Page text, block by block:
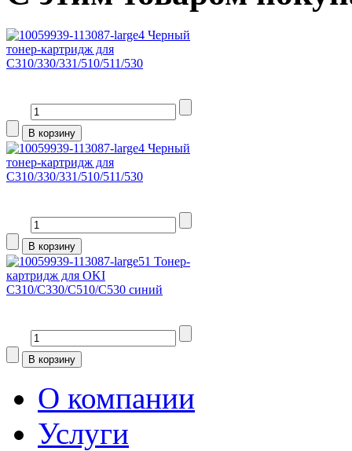
Черный
тонер-картридж для
C310/330/331/510/511/530
Черный
тонер-картридж для
C310/330/331/510/511/530
Тонер-
картридж для ОKI
C310/C330/C510/C530 синий
О компании
Услуги